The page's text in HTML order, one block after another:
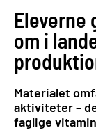
Eleverne
om i
Materialet
aktiviteter –
faglige